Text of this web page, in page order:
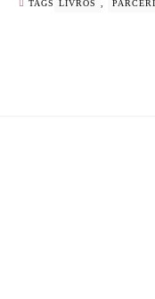
TAGS LIVROS